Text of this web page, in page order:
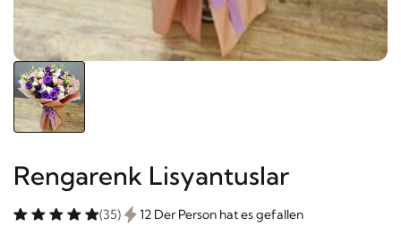
Rengarenk Lisyantuslar
(35) 12 Der Person hat es gefallen